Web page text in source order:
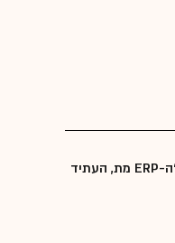
מנכ״ל Rimini: “ה-ERP מת, העתיד